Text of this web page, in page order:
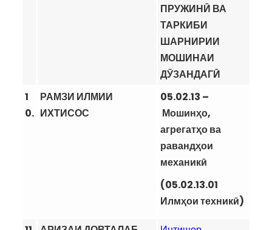
ПРУЖИНӢ ВА
ТАРКИБИ
ШАРНИРИИ
МОШИНАИ
ДӮЗАНДАГӢ
1
0.
РАМЗИ ИЛМИИ
ИХТИСОС
05.02.13 –
Мошинҳо,
агрегатҳо ва
равандҳои
механикӣ
(05.02.13.01
Илмҳои техникӣ)